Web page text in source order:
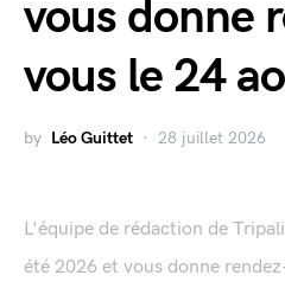
vous donne
vous le 24
by Léo Guittet 28 juillet 2026
L'équipe de rédaction de
été 2026 et vous donne